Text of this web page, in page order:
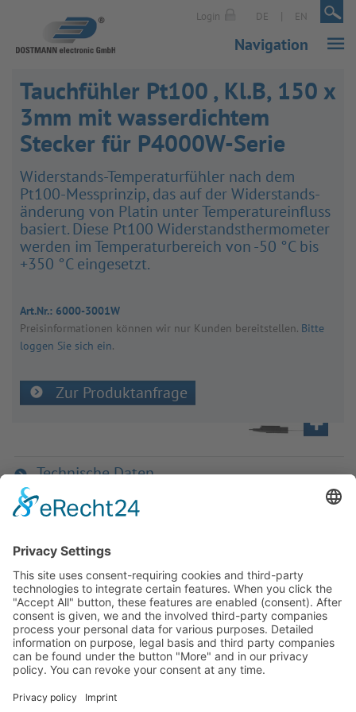
Login DE | EN |
Navigation
Tauchfühler Pt100 , Kl.B, 150 x
3mm mit wasserdichtem
Stecker für P4000W-Serie
Wider­stands-Tem­pe­ra­tur­füh­ler nach dem
Pt100-Mess­prin­zip, das auf der Wider­stands­
än­de­rung von Pla­tin unter Tem­pe­ra­tur­ein­fluss
basiert. Diese Pt100 Wider­stands­ther­mo­me­ter
wer­den im Tem­pe­ra­tur­be­reich von -50 °C bis
+350 °C ein­ge­setzt.
Art.Nr.: 6000-3001W
Preis­in­for­ma­tio­nen kön­nen wir nur Kun­den bereit­stel­len. Bitte
loggen Sie sich ein.
Zur Produktanfrage
Technische Daten
Passend für
Haben Sie Fra­gen an uns?
Dann neh­men Sie doch ein­fach Kon­
takt mit uns auf – Wir bera­ten Sie
gerne ganz indi­vi­du­ell!